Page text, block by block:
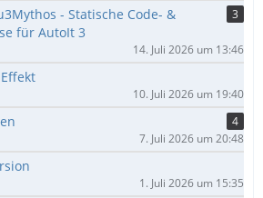
- Statische Code- &
für AutoIt 3
3
14. Juli 2026 um 13:46
10. Juli 2026 um 19:40
4
7. Juli 2026 um 20:48
1. Juli 2026 um 15:35